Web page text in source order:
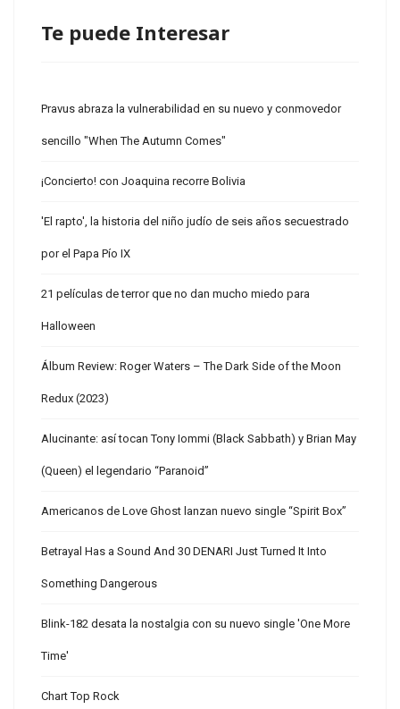
Te puede Interesar
Pravus abraza la vulnerabilidad en su nuevo y conmovedor
sencillo "When The Autumn Comes"
¡Concierto! con Joaquina recorre Bolivia
'El rapto', la historia del niño judío de seis años secuestrado
por el Papa Pío IX
21 películas de terror que no dan mucho miedo para
Halloween
Álbum Review: Roger Waters – The Dark Side of the Moon
Redux (2023)
Alucinante: así tocan Tony Iommi (Black Sabbath) y Brian May
(Queen) el legendario “Paranoid”
Americanos de Love Ghost lanzan nuevo single “Spirit Box”
Betrayal Has a Sound And 30 DENARI Just Turned It Into
Something Dangerous
Blink-182 desata la nostalgia con su nuevo single 'One More
Time'
Chart Top Rock